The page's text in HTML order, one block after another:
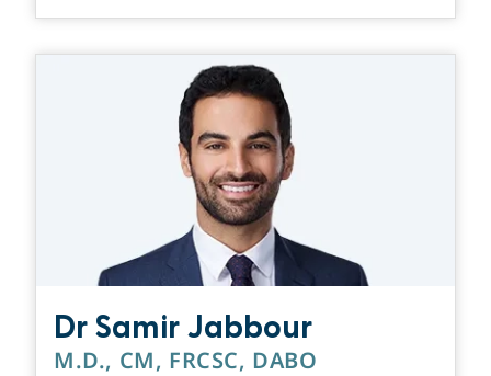
Dr Samir Jabbour
M.D., CM, FRCSC, DABO